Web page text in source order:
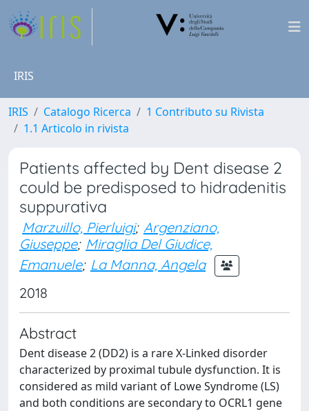
IRIS
IRIS Catalogo Ricerca
1 Contributo su Rivista
1.1 Articolo in rivista
Patients affected by Dent disease 2
could be predisposed to hidradenitis
suppurativa
Marzuillo, Pierluigi; Argenziano,
Giuseppe; Miraglia Del Giudice,
Emanuele; La Manna, Angela
2018
Abstract
Dent disease 2 (DD2) is a rare X-Linked disorder
characterized by proximal tubule dysfunction. It is
considered as mild variant of Lowe Syndrome (LS)
and both conditions are secondary to OCRL1 gene